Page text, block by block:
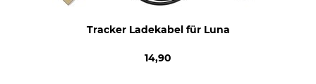
Tracker Ladekabel für Luna
14,90